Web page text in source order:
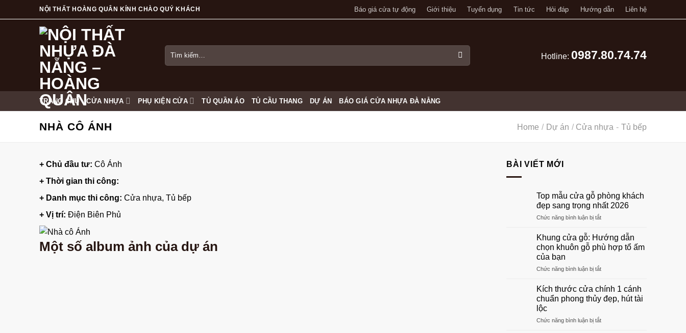
to
NỘI THẤT HOÀNG QUÂN KÍNH CHÀO QUÝ KHÁCH Báo giá cửa tự động Giới thiệu Tuyển dụng Tin tức Hỏi đáp Hướng dẫn Liên hệ
Tìm
kiếm:
Hotline: 0987.80.74.74
TRANG CHỦ CỬA NHỰA PHỤ KIỆN CỬA TỦ QUẦN ÁO TỦ CẦU THANG DỰ ÁN BÁO GIÁ CỬA NHỰA ĐÀ NẴNG
NHÀ CÔ ÁNH Home / Dự án / Cửa nhựa - Tủ bếp
+ Chủ đầu tư: Cô Ánh
+ Thời gian thi công:
+ Danh mục thi công: Cửa nhựa, Tủ bếp
+ Vị trí: Điện Biên Phủ
Một số album ảnh của dự án
BÀI VIẾT MỚI
Top mẫu cửa gỗ phòng khách
đẹp sang trọng nhất 2026
Chức năng bình luận bị tắtở
mẫu
cửa
gỗ
khách
sang
trọng
nhất
Khung cửa gỗ: Hướng dẫn
chọn khuôn gỗ phù hợp tổ ấm
của bạn
Chức năng bình luận bị tắtở
cửa
gỗ:
Hướng
chọn
Kích thước cửa chính 1 cánh
chuẩn phong thủy đẹp, hút tài
lộc
Chức năng bình luận bị tắtở